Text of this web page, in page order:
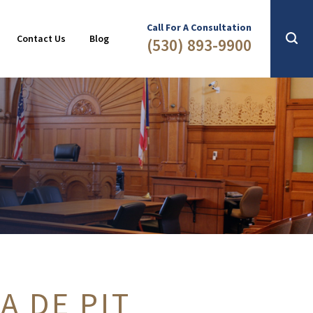
Contact Us Blog
Call For A Consultation
(530) 893-9900
DE PIT